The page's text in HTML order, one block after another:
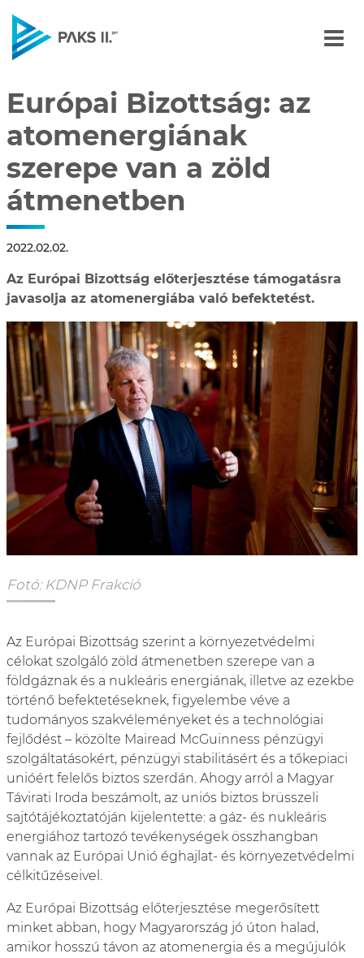
Európai Bizottság: az
Európai Bizottság: az
atomenergiának
szerepe van a zöld
átmenetben
2022.02.02.
Az Európai Bizottság előterjesztése támogatásra
javasolja az atomenergiába való befektetést.
Fotó: KDNP Frakció
Az Európai Bizottság szerint a környezetvédelmi
célokat szolgáló zöld átmenetben szerepe van a
földgáznak és a nukleáris energiának, illetve az ezekbe
történő befektetéseknek, figyelembe véve a
tudományos szakvéleményeket és a technológiai
fejlődést – közölte Mairead McGuinness pénzügyi
szolgáltatásokért, pénzügyi stabilitásért és a tőkepiaci
unióért felelős biztos szerdán. Ahogy arról a Magyar
Távirati Iroda beszámolt, az uniós biztos brüsszeli
sajtótájékoztatóján kijelentette: a gáz- és nukleáris
energiához tartozó tevékenységek összhangban
vannak az Európai Unió éghajlat- és környezetvédelmi
célkitűzéseivel.
Az Európai Bizottság előterjesztése megerősített
minket abban, hogy Magyarország jó úton halad,
amikor hosszú távon az atomenergia és a megújulók